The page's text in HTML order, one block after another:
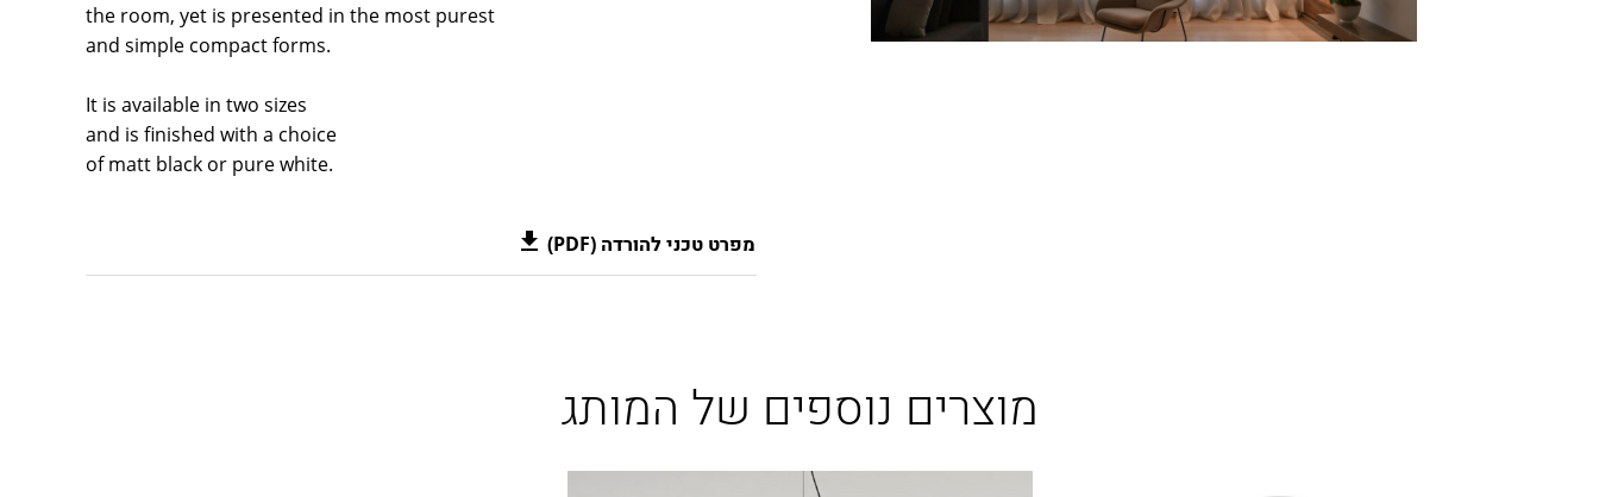
the room, yet is presented in the most purest
and simple compact forms.
It is available in two sizes
and is finished with a choice
of matt black or pure white.
מפרט טכני להורדה (PDF)
מוצרים נוספים של המותג